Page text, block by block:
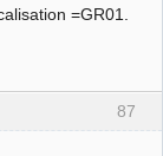
=GR01.
87